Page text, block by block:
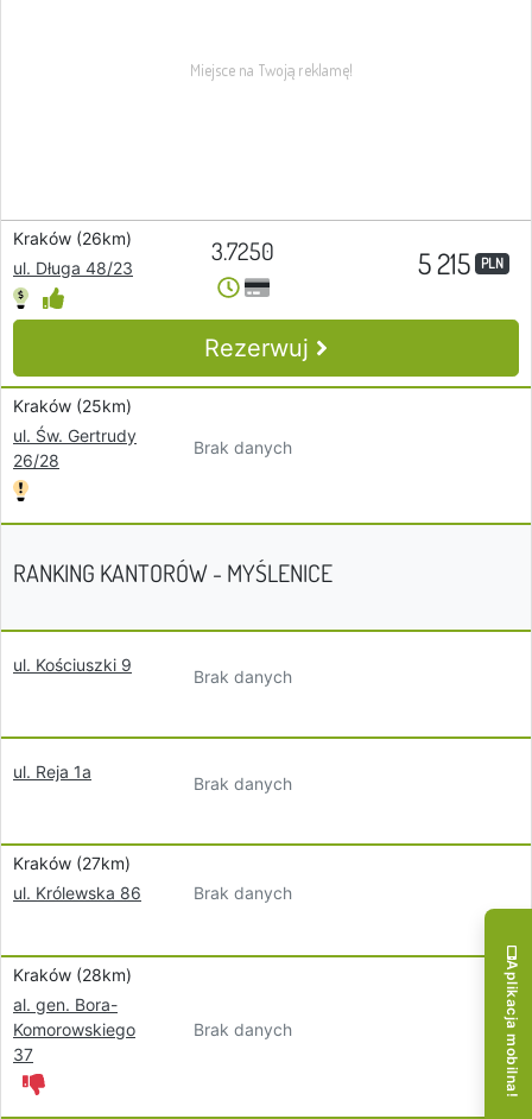
Kraków (26km)
ul. Długa 48/23
3.7250 5 215 PLN
Rezerwuj
Kraków (25km)
ul. Św. Gertrudy
26/28
Brak danych
RANKING KANTORÓW - MYŚLENICE
ul. Kościuszki 9
Brak danych
ul. Reja 1a
Brak danych
Kraków (27km)
ul. Królewska 86
Brak danych
Kraków (28km)
al. gen. Bora-
Komorowskiego
37
Brak danych Aplikacja mobilna!